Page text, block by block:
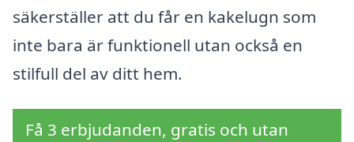
säkerställer att du får en kakelugn som
inte bara är funktionell utan också en
stilfull del av ditt hem.
Få 3 erbjudanden, gratis och utan